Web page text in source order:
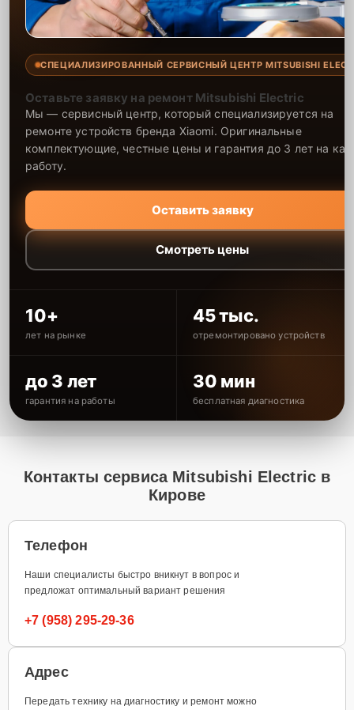
СПЕЦИАЛИЗИРОВАННЫЙ СЕРВИСНЫЙ ЦЕНТР MITSUBISHI
Оставьте заявку на ремонт Mitsubishi Electric
Мы — сервисный центр, который специализируется на
ремонте устройств бренда Xiaomi. Оригинальные
комплектующие, честные цены и гарантия до 3 лет на
работу.
Оставить заявку
Смотреть цены
10+
лет на рынке
45 тыс.
отремонтировано устройств
до 3 лет
гарантия на работы
30 мин
бесплатная диагностика
Контакты сервиса Mitsubishi Electric в
Кирове
Телефон
Наши специалисты быстро вникнут в вопрос и
предложат оптимальный вариант решения
+7 (958) 295-29-36
Адрес
Передать технику на диагностику и ремонт можно